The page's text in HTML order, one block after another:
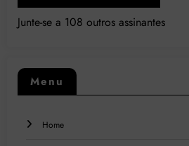
Junte-se a 108 outros assinantes
Menu
Home